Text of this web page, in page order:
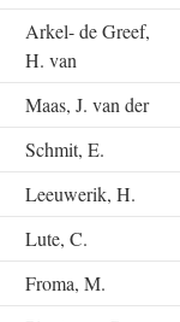
Arkel- de Greef,
H. van
Maas, J. van der
Schmit, E.
Leeuwerik, H.
Lute, C.
Froma, M.